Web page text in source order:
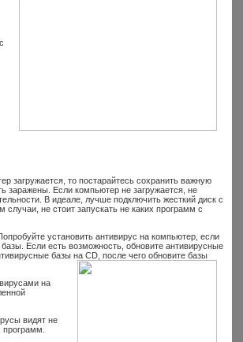
загружается, то постарайтесь сохранить важную
Если компьютер не загружается, не
В идеале, лучше подключить жесткий диск с
не стоит запускать не каких программ с
установить антивирус на компьютер, если
Если есть возможность, обновите антивирусные
базы на CD, после чего обновите базы
на
видят не